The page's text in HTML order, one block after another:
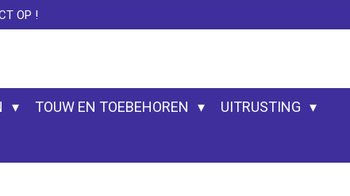
OP !
TOUW EN TOEBEHOREN UITRUSTING